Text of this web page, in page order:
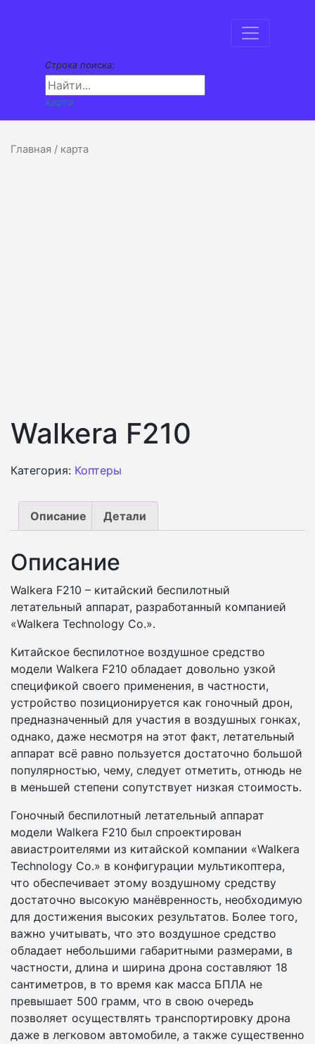
Строка поиска:
карта
Главная / карта
Walkera F210
Категория: Коптеры
Описание Детали
Описание
Walkera F210 – китайский беспилотный
летательный аппарат, разработанный компанией
«Walkera Technology Co.».
Китайское беспилотное воздушное средство
модели Walkera F210 обладает довольно узкой
спецификой своего применения, в частности,
устройство позиционируется как гоночный дрон,
предназначенный для участия в воздушных гонках,
однако, даже несмотря на этот факт, летательный
аппарат всё равно пользуется достаточно большой
популярностью, чему, следует отметить, отнюдь не
в меньшей степени сопутствует низкая стоимость.
Гоночный беспилотный летательный аппарат
модели Walkera F210 был спроектирован
авиастроителями из китайской компании «Walkera
Technology Co.» в конфигурации мультикоптера,
что обеспечивает этому воздушному средству
достаточно высокую манёвренность, необходимую
для достижения высоких результатов. Более того,
важно учитывать, что это воздушное средство
обладает небольшими габаритными размерами, в
частности, длина и ширина дрона составляют 18
сантиметров, в то время как масса БПЛА не
превышает 500 грамм, что в свою очередь
позволяет осуществлять транспортировку дрона
даже в легковом автомобиле, а также существенно